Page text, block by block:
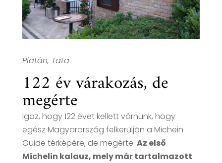
Platán, Tata
122 év várakozás, de
megérte
Igaz, hogy 122 évet kellett várnunk, hogy
egész Magyarország felkerüljön a Michein
Guide térképére, de megérte. Az első
Michelin kalauz, mely már tartalmazott